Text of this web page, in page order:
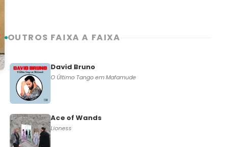
OUTROS FAIXA A FAIXA
David Bruno
O Último Tango em Mafamude
Ace of Wands
Lioness